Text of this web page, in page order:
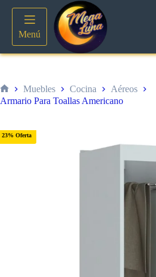
contenido
Menú
Inicio
Muebles Cocina
Aéreos
Armario Para Toallas Americano
23% Oferta